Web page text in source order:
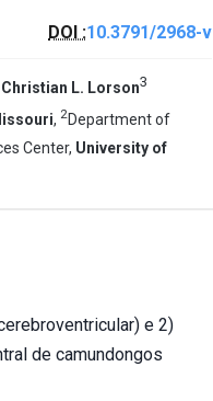
DOI :10.3791/2968-v
Christian L. Lorson3
, 2Department of
Center, University of
e 2)
de camundongos